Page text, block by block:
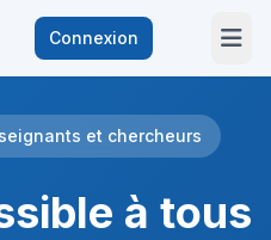
Connexion
et chercheurs
à tous